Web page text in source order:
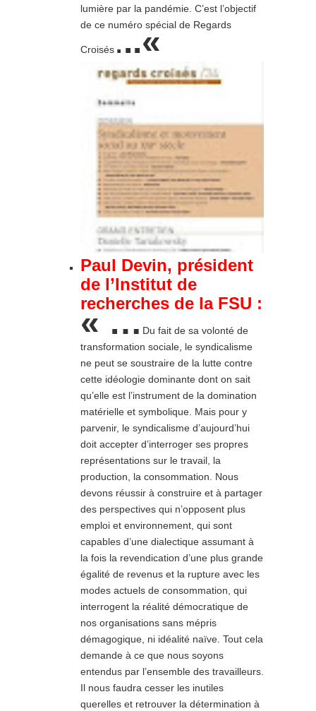
lumière par la pandémie. C’est l’objectif
de ce numéro spécial de Regards
Croisés...«
Paul Devin, président
de l’Institut de
recherches de la FSU :
« … Du fait de sa volonté de
transformation sociale, le syndicalisme
ne peut se soustraire de la lutte contre
cette idéologie dominante dont on sait
qu’elle est l’instrument de la domination
matérielle et symbolique. Mais pour y
parvenir, le syndicalisme d’aujourd’hui
doit accepter d’interroger ses propres
représentations sur le travail, la
production, la consommation. Nous
devons réussir à construire et à partager
des perspectives qui n’opposent plus
emploi et environnement, qui sont
capables d’une dialectique assumant à
la fois la revendication d’une plus grande
égalité de revenus et la rupture avec les
modes actuels de consommation, qui
interrogent la réalité démocratique de
nos organisations sans mépris
démagogique, ni idéalité naïve. Tout cela
demande à ce que nous soyons
entendus par l’ensemble des travailleurs.
Il nous faudra cesser les inutiles
querelles et retrouver la détermination à